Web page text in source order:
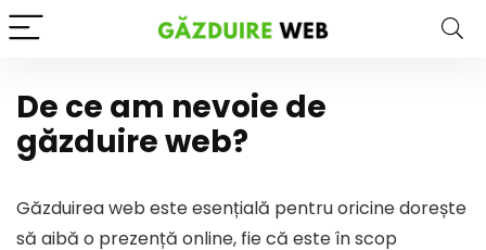
De ce am nevoie de
găzduire web?
Găzduirea web este esențială pentru oricine dorește
să aibă o prezență online, fie că este în scop